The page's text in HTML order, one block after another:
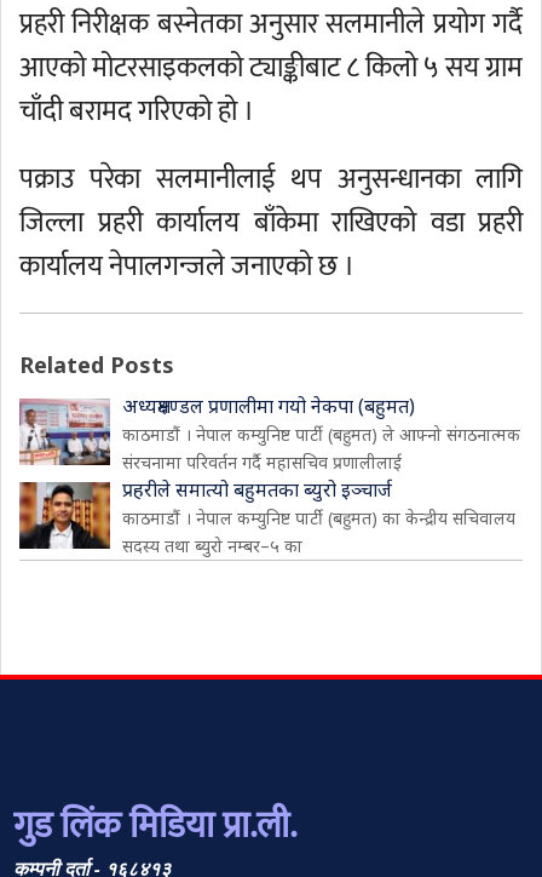
प्रहरी निरीक्षक बस्नेतका अनुसार सलमानीले प्रयोग गर्दै
आएको मोटरसाइकलको ट्याङ्कीबाट ८ किलो ५ सय ग्राम
चाँदी बरामद गरिएको हो ।
पक्राउ परेका सलमानीलाई थप अनुसन्धानका लागि
जिल्ला प्रहरी कार्यालय बाँकेमा राखिएको वडा प्रहरी
कार्यालय नेपालगन्जले जनाएको छ ।
Related Posts
अध्यक्षमण्डल प्रणालीमा गयो नेकपा (बहुमत)
काठमाडौं । नेपाल कम्युनिष्ट पार्टी (बहुमत) ले आफ्नो संगठनात्मक
संरचनामा परिवर्तन गर्दै महासचिव प्रणालीलाई
प्रहरीले समात्यो बहुमतका ब्युरो इञ्चार्ज
काठमाडौं । नेपाल कम्युनिष्ट पार्टी (बहुमत) का केन्द्रीय सचिवालय
सदस्य तथा ब्युरो नम्बर–५ का
गुड लिंक मिडिया प्रा.ली.
कम्पनी दर्ता - १६८४१३